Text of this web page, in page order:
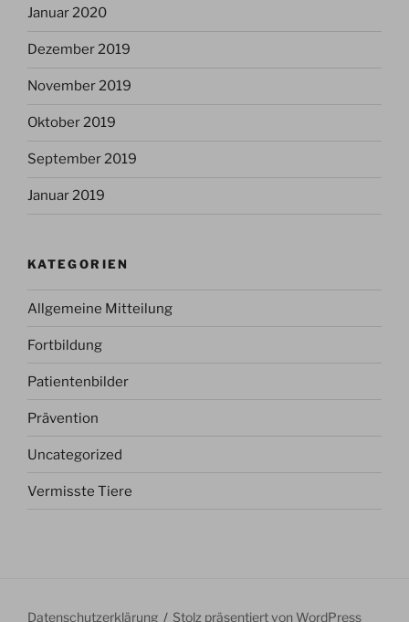
Januar 2020
Dezember 2019
November 2019
Oktober 2019
September 2019
Januar 2019
KATEGORIEN
Allgemeine Mitteilung
Fortbildung
Patientenbilder
Prävention
Uncategorized
Vermisste Tiere
Datenschutzerklärung Stolz präsentiert von WordPress